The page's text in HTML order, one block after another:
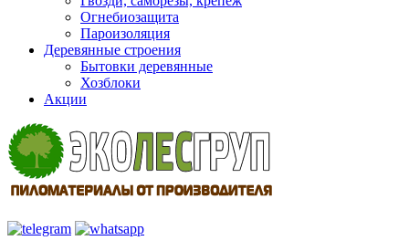
Огнебиозащита
Пароизоляция
Деревянные строения
Бытовки деревянные
Хозблоки
Акции